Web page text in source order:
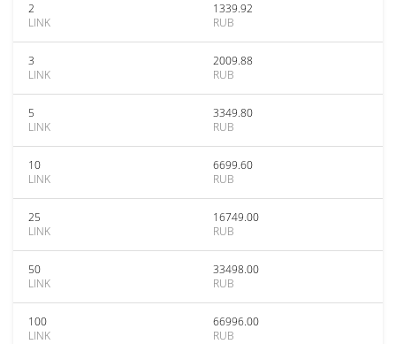
2
LINK
1339.92
RUB
3
LINK
2009.88
RUB
5
LINK
3349.80
RUB
10
LINK
6699.60
RUB
25
LINK
16749.00
RUB
50
LINK
33498.00
RUB
100
LINK
66996.00
RUB